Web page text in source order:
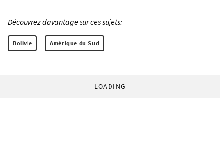
Découvrez davantage sur ces sujets:
Bolivie Amérique du Sud
LOADING